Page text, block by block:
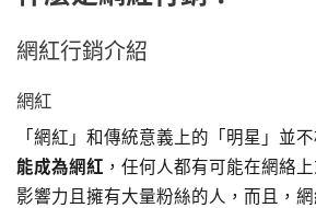
網紅行銷介紹
網紅
「網紅」和傳統意義上的「明星」並不
能成為網紅 ，任何人都有可能在網絡
影響力且擁有大量粉絲的人，而且，